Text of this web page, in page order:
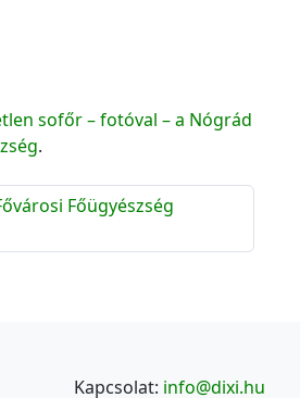
sofőr – fotóval – a Nógrád
.
Főügyészség
Kapcsolat: info@dixi.hu